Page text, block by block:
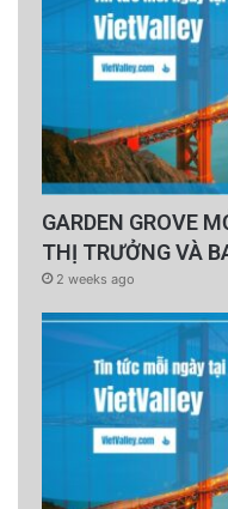
GARDEN GROVE
THỊ TRƯỞNG VÀ
2 weeks ago